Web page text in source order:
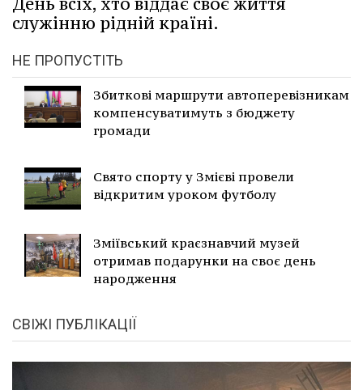
служінню рідній країні.
НЕ ПРОПУСТІТЬ
Збиткові маршрути автоперевізникам
компенсуватимуть з бюджету
громади
Свято спорту у Змієві провели
відкритим уроком футболу
Зміївський краєзнавчий музей
отримав подарунки на своє день
народження
СВІЖІ ПУБЛІКАЦІЇ